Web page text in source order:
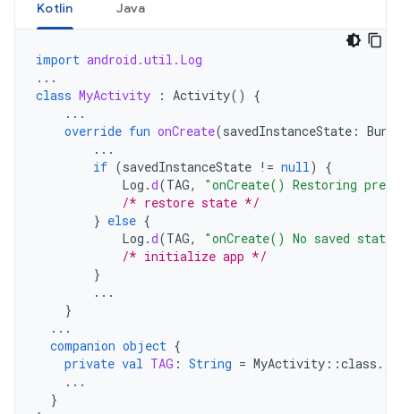
Kotlin Java
import android.util.Log
...
class MyActivity : Activity()
{
...
override fun onCreate(savedInstanceState :
...
if (savedInstanceState != null )
{
Log .d(TAG,
"onCreate() Restoring
/* restore state */
} else {
Log .d(TAG,
"onCreate() No saved
/* initialize app */
}
...
}
...
companion object {
private val TAG : String = MyActivity ::class .
...
}